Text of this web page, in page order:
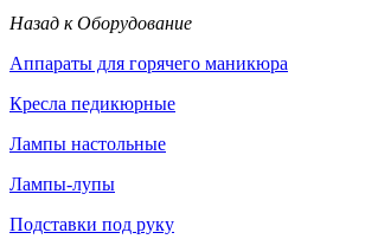
Назад к Оборудование
Аппараты для горячего маникюра
Кресла педикюрные
Лампы настольные
Лампы-лупы
Подставки под руку